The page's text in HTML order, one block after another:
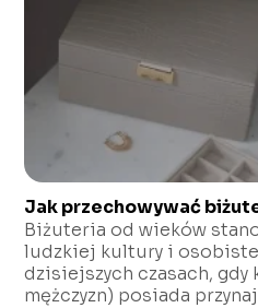
Jak przechowywać
Biżuteria od wieków
ludzkiej kultury i
dzisiejszych czasach,
mężczyzn) posiada